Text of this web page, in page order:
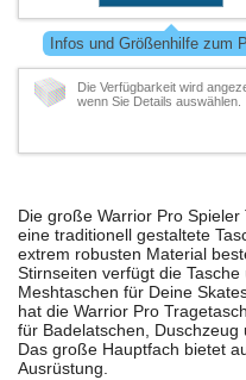
Infos und Größenhilfe zum
Die Verfügbarkeit wird
wenn Sie Details auswählen.
Die große Warrior Pro Spieler
eine traditionell gestaltete
extrem robusten Material
Stirnseiten verfügt die
Meshtaschen für Deine
hat die Warrior Pro
für Badelatschen,
Das große Hauptfach bietet
Ausrüstung.